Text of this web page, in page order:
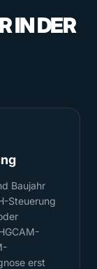
IN DER
Baujahr
Steuerung
erst